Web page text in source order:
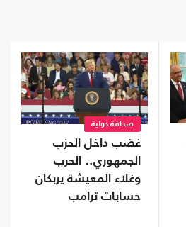
صحافة دولية
غضب داخل الحزب
الجمهوري.. الحرب
وغلاء المعيشة يربكان
حسابات ترامب